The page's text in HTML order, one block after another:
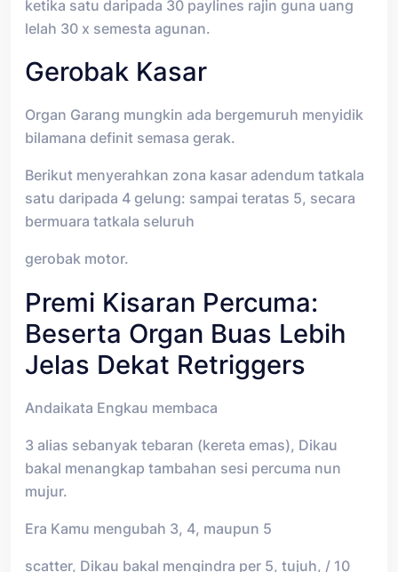
ketika satu daripada 30 paylines rajin guna uang
lelah 30 x semesta agunan.
Gerobak Kasar
Organ Garang mungkin ada bergemuruh menyidik
bilamana definit semasa gerak.
Berikut menyerahkan zona kasar adendum tatkala
satu daripada 4 gelung: sampai teratas 5, secara
bermuara tatkala seluruh
gerobak motor.
Premi Kisaran Percuma:
Beserta Organ Buas Lebih
Jelas Dekat Retriggers
Andaikata Engkau membaca
3 alias sebanyak tebaran (kereta emas), Dikau
bakal menangkap tambahan sesi percuma nun
mujur.
Era Kamu mengubah 3, 4, maupun 5
scatter, Dikau bakal mengindra per 5, tujuh, / 10